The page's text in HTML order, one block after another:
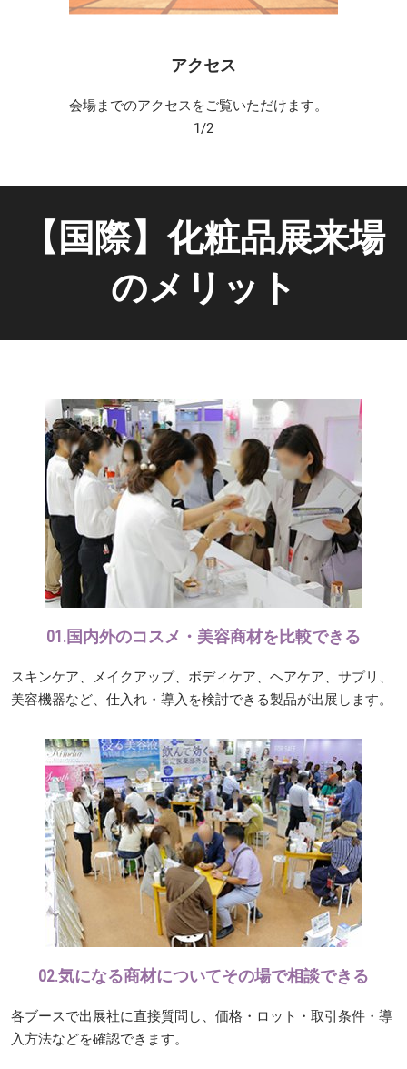
アクセス
会場までのアクセスをご覧いただけます。
1/2
【国際】化粧品展来場
のメリット
01.国内外のコスメ・美容商材を比較できる
スキンケア、メイクアップ、ボディケア、ヘアケア、サプリ、
美容機器など、仕入れ・導入を検討できる製品が出展します。
02.気になる商材についてその場で相談できる
各ブースで出展社に直接質問し、価格・ロット・取引条件・導
入方法などを確認できます。